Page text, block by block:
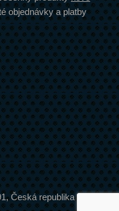
objednávky a platby
Česká republika